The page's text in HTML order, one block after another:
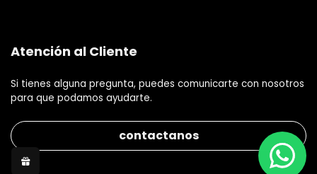
Atención al Cliente
Si tienes alguna pregunta, puedes comunicarte con nosotros
para que podamos ayudarte.
contactanos